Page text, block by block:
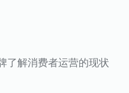
了解消费者运营的现状